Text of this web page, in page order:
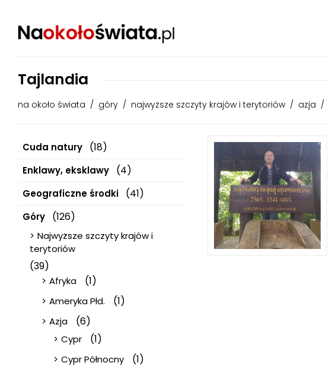
Tajlandia
na około świata / góry / najwyższe szczyty krajów i terytoriów / azja /
Cuda natury (18)
Enklawy, eksklawy (4)
Geograficzne środki (41)
Góry (126)
Najwyższe szczyty krajów i
terytoriów
(39)
Afryka (1)
Ameryka Płd. (1)
Azja (6)
Cypr (1)
Cypr Północny (1)